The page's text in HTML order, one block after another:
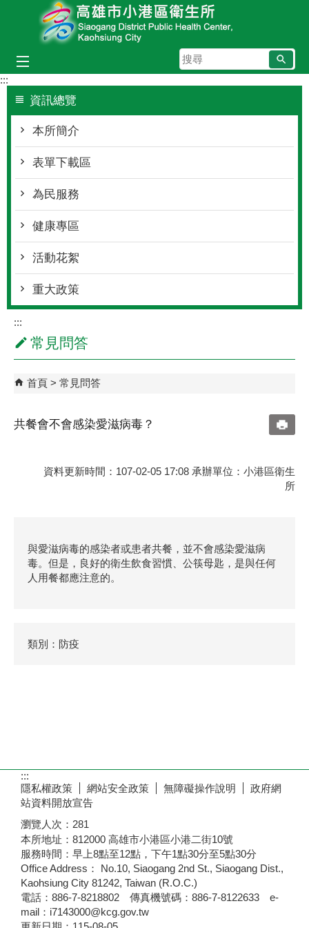
跳到主要內容區塊
搜
尋
:::
資訊總覽
本所簡介
表單下載區
為民服務
健康專區
活動花絮
重大政策
:::
常見問答
首頁 常見問答
共餐會不會感染愛滋病毒？
資料更新時間：107-02-05 17:08 承辦單位：小港區衛生
所
與愛滋病毒的感染者或患者共餐，並不會感染愛滋病
毒。但是，良好的衛生飲食習慣、公筷母匙，是與任何
人用餐都應注意的。
類別：防疫
:::
隱私權政策
網站安全政策 無障礙操作說明
政府網
站資料開放宣告
瀏覽人次： 281
本所地址：812000 高雄市小港區小港二街10號
服務時間：早上8點至12點，下午1點30分至5點30分
Office Address： No.10, Siaogang 2nd St., Siaogang Dist.,
Kaohsiung City 81242, Taiwan (R.O.C.)
電話：886-7-8218802 傳真機號碼：886-7-8122633 e-
mail：i7143000@kcg.gov.tw